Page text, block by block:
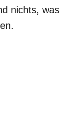
nichts, was